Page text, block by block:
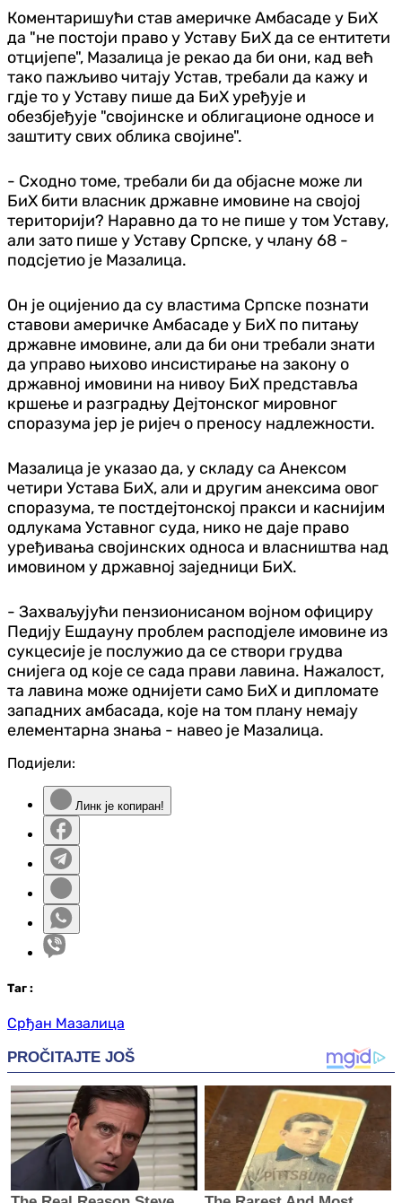
Коментаришући став америчке Амбасаде у БиХ
да "не постоји право у Уставу БиХ да се ентитети
отцијепе", Мазалица је рекао да би они, кад већ
тако пажљиво читају Устав, требали да кажу и
гдје то у Уставу пише да БиХ уређује и
обезбјеђује "својинске и облигационе односе и
заштиту свих облика својине".
- Сходно томе, требали би да објасне може ли
БиХ бити власник државне имовине на својој
територији? Наравно да то не пише у том Уставу,
али зато пише у Уставу Српске, у члану 68 -
подсјетио је Мазалица.
Он је оцијенио да су властима Српске познати
ставови америчке Амбасаде у БиХ по питању
државне имовине, али да би они требали знати
да управо њихово инсистирање на закону о
државној имовини на нивоу БиХ представља
кршење и разградњу Дејтонског мировног
споразума јер је ријеч о преносу надлежности.
Мазалица је указао да, у складу са Анексом
четири Устава БиХ, али и другим анексима овог
споразума, те постдејтонској пракси и каснијим
одлукама Уставног суда, нико не даје право
уређивања својинских односа и власништва над
имовином у државној заједници БиХ.
- Захваљујући пензионисаном војном официру
Педију Ешдауну проблем расподјеле имовине из
сукцесије је послужио да се створи грудва
снијега од које се сада прави лавина. Нажалост,
та лавина може однијети само БиХ и дипломате
западних амбасада, које на том плану немају
елементарна знања - навео је Мазалица.
Подијели:
Линк је копиран!
Таг :
Срђан Мазалица